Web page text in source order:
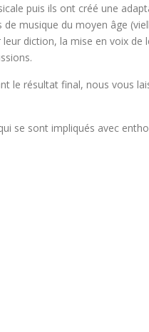
puis ils ont créé une
musique du moyen âge
diction, la mise en voix de
le résultat final, nous vous
se sont impliqués avec